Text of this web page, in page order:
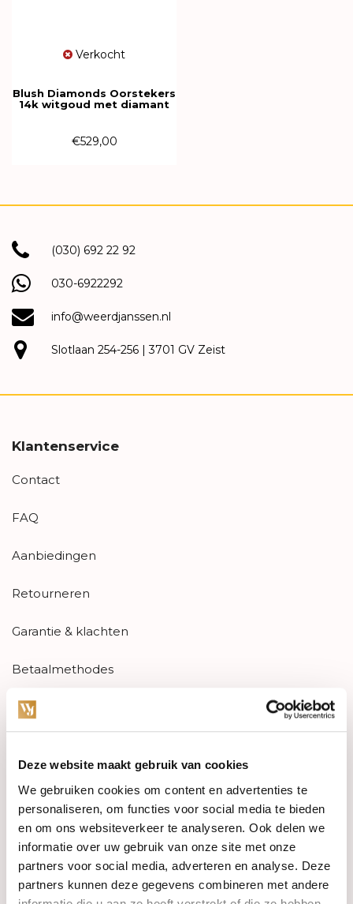
Deze website maakt gebruik van cookies
We gebruiken cookies om content en advertenties te
personaliseren, om functies voor social media te bieden
en om ons websiteverkeer te analyseren. Ook delen we
informatie over uw gebruik van onze site met onze
partners voor social media, adverteren en analyse. Deze
partners kunnen deze gegevens combineren met andere
Verkocht
Blush Diamonds Oorstekers
14k witgoud met diamant
€529,00
(030) 692 22 92
030-6922292
info@weerdjanssen.nl
Slotlaan 254-256 | 3701 GV Zeist
Klantenservice
Contact
FAQ
Aanbiedingen
Retourneren
Garantie & klachten
Betaalmethodes
Sitemap
Categorieën
Horloges
Juwelen
Trouwringen